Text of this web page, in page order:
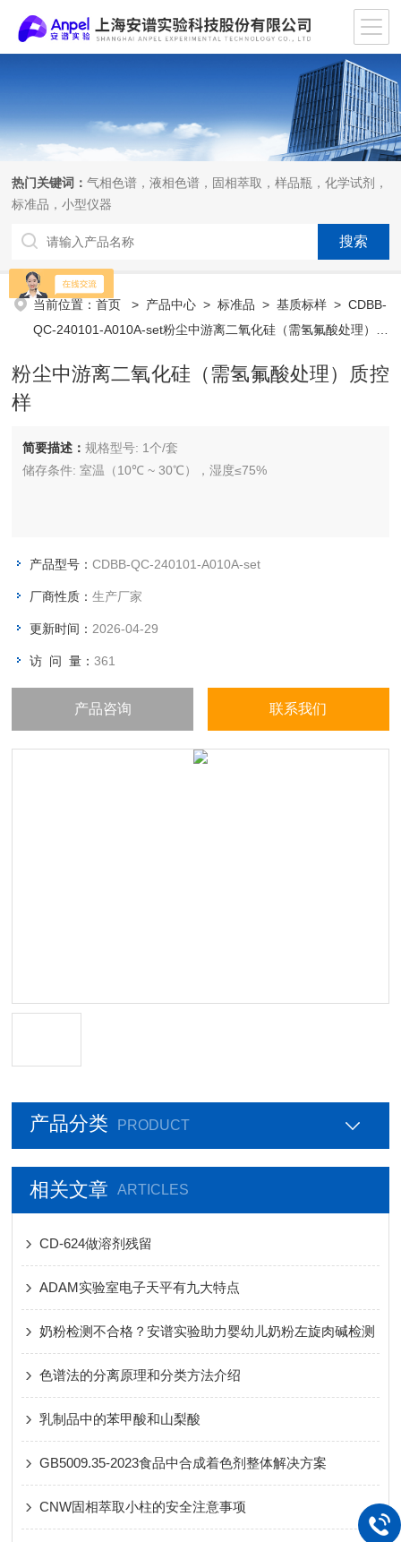
热门关键词：气相色谱，液相色谱，固相萃取，样品瓶，化学试剂，
标准品，小型仪器
当前位置：首页 > 产品中心 >标准品 >基质标样 > CDBB-
QC-240101-A010A-set粉尘中游离二氧化硅（需氢氟酸处理）质
粉尘中游离二氧化硅（需氢氟酸处理）质控
样
简要描述：规格型号: 1个/套
储存条件: 室温（10℃ ~ 30℃），湿度≤75%
产品型号：CDBB-QC-240101-A010A-set
厂商性质：生产厂家
更新时间： 2026-04-29
访 问 量：361
产品咨询 联系我们
产品分类 PRODUCT
相关文章 ARTICLES
CD-624做溶剂残留
ADAM实验室电子天平有九大特点
奶粉检测不合格？安谱实验助力婴幼儿奶粉左旋肉碱检测
色谱法的分离原理和分类方法介绍
乳制品中的苯甲酸和山梨酸
GB5009.35-2023食品中合成着色剂整体解决方案
CNW固相萃取小柱的安全注意事项